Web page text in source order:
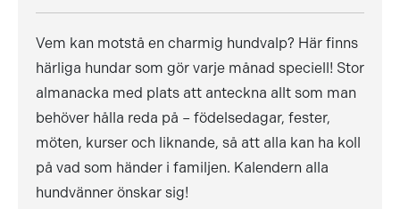
Vem kan motstå en charmig hundvalp? Här finns
härliga hundar som gör varje månad speciell! Stor
almanacka med plats att anteckna allt som man
behöver hålla reda på – födelsedagar, fester,
möten, kurser och liknande, så att alla kan ha koll
på vad som händer i familjen. Kalendern alla
hundvänner önskar sig!